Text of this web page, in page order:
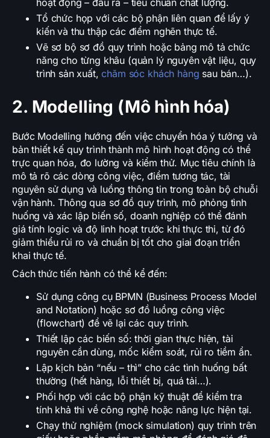
Tổ chức họp với các bộ phận liên quan để lấy ý
kiến và thu thập các điểm nghẽn thực tế.
Vẽ sơ bộ sơ đồ quy trình hoặc bảng mô tả chức
năng cho từng khâu (quản lý nguyên vật liệu, quy
trình sản xuất,chăm sóc khách hàng sau bán…).
2. Modelling (Mô hình hóa)
Bước Modelling hướng đến việc chuyển hóa ý tưởng và
bản thiết kế quy trình thành mô hình hoạt động có thể
trực quan hóa, đo lường và kiểm thử. Mục tiêu chính là
mô tả rõ các dòng công việc, điểm tương tác, tài
nguyên sử dụng và luồng thông tin trong toàn bộ chuỗi
vận hành. Thông qua sơ đồ quy trình, mô phỏng tình
huống và xác lập biến số, doanh nghiệp có thể đánh
giá tính logic và độ linh hoạt trước khi thực thi, từ đó
giảm thiểu rủi ro và chuẩn bị tốt cho giai đoạn triển
khai thực tế.
Cách thức tiến hành có thể kể đến:
Sử dụng công cụ BPMN (Business Process Model
and Notation) hoặc sơ đồ luồng công việc
(flowchart) để vẽ lại các quy trình.
Thiết lập các biến số: thời gian thực hiện, tài
nguyên cần dùng, mốc kiểm soát, rủi ro tiềm ẩn.
Lập kịch bản “nếu – thì” cho các tình huống bất
thường (hết hàng, lỗi thiết bị, quá tải…).
Phối hợp với các bộ phận kỹ thuật để kiểm tra
tính khả thi về công nghệ hoặc năng lực hiện tại.
Chạy thử nghiệm (mock simulation) quy trình trên